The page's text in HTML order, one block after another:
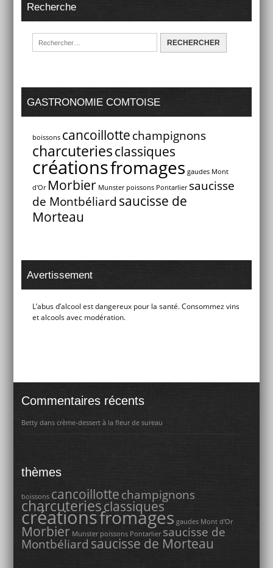
Recherche
GASTRONOMIE COMTOISE
boissons cancoillotte champignons
charcuteriesclassiques
créationsfromages gaudes Mont
d'Or Morbier Munster poissons Pontarlier saucisse
de Montbéliard saucisse de
Morteau
Avertissement
L’abus d’alcool est dangereux pour la santé. Consommez vins
et alcools avec modération.
Commentaires récents
Bettydans crème-dessert à la fleur de sureau
thèmes
boissons cancoillotte champignons
charcuteriesclassiques
créationsfromages gaudes Mont d'Or
Morbier Munster poissons Pontarlier saucisse de
Montbéliard saucisse de Morteau